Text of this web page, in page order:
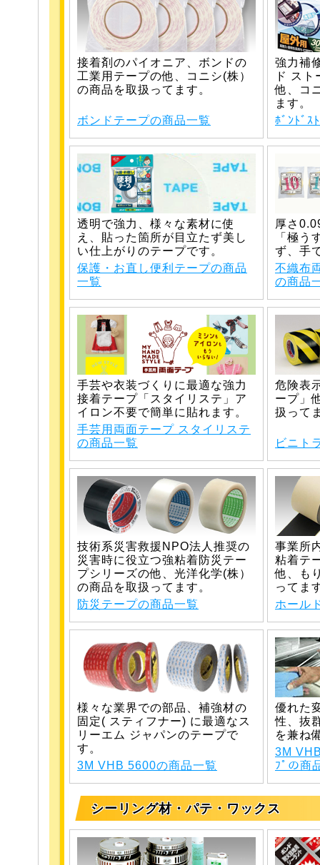
接着剤のパイオニア、ボンドの
工業用テープの他、コニシ(株）
の商品を取扱ってます。
ボンドテープの商品一覧
強力補
ド ス
他、コ
ます。
ﾎﾞﾝﾄﾞｽ
透明で強力、様々な素材に使
え、貼った箇所が目立たず美し
い仕上がりのテープです。
保護・お直し便利テープの商品
一覧
厚さ
「極う
ず、手
不織布
の商品
手芸や衣装づくりに最適な強力
接着テープ「スタイリステ」ア
イロン不要で簡単に貼れます。
手芸用両面テープ スタイリステ
の商品一覧
危険表
ープ」
扱って
ビニト
技術系災害救援NPO法人推奨の
災害時に役立つ強粘着防災テー
プシリーズの他、光洋化学(株）
の商品を取扱ってます。
防災テープの商品一覧
事業所
粘着テ
他、も
ってま
ホール
様々な業界での部品、補強材の
固定( スティフナー) に最適なス
リーエム ジャパンのテープで
す。
3M VHB 5600の商品一覧
優れた
性、抜
を兼ね
3M
ﾌﾟの商
シーリング材・パテ・ワックス